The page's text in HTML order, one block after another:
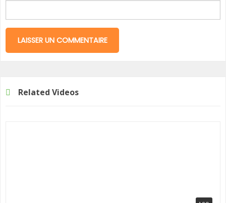
Related Videos